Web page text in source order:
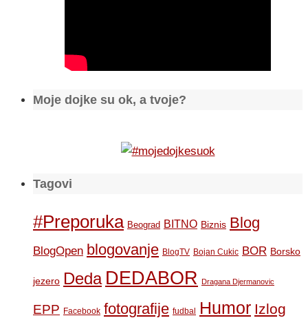
Moje dojke su ok, a tvoje?
Tagovi
#Preporuka Beograd BITNO Biznis Blog
BlogOpen blogovanje BlogTV Bojan Cukic BOR Borsko
jezero Deda DEDABOR Dragana Djermanovic
EPP Facebook fotografije fudbal Humor Izlog